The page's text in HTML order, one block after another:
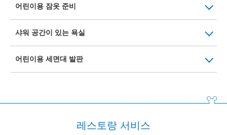
어린이용 잠옷 준비
샤워 공간이 있는 욕실
어린이용 세면대 발판
레스토랑 서비스